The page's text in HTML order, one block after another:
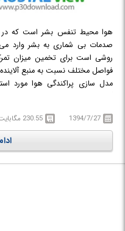
هوا محیط تنفس بشر است که در
صدمات بی شماری به بشر وارد می
روشی است برای تخمین میزان
فواصل مختلف نسبت به منبع آلاینده
مدل سازی پراکندگی هوا مورد
آلودگی هوای این کشور توسعه
پراکندگی هوایی است که مدل
همچنین این مدل ها بر اساس تاثیر
1394/7/27 230.55 مگابایت